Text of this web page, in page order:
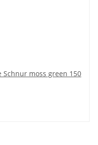
Schnur moss green 150